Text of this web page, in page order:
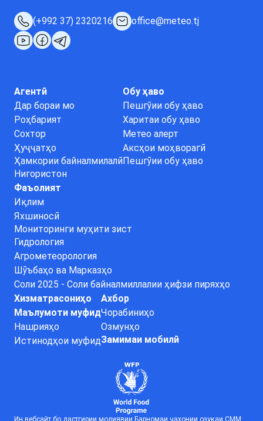
(+992 37) 2320216 office@meteo.tj
Агентӣ
Дар бораи мо
Роҳбарият
Сохтор
Ҳуҷҷатҳо
Ҳамкории байналмилалӣ
Нигористон
Обу ҳаво
Пешгӯии обу ҳаво
Харитаи обу ҳаво
Метео алерт
Аксҳои моҳворагӣ
Пешгӯии обу ҳаво
Фаъолият
Иқлим
Яхшиносӣ
Мониторинги муҳити зист
Гидрология
Агрометеорология
Шӯъбаҳо ва Марказҳо
Соли 2025 - Соли байналмиллалии ҳифзи пиряхҳо
Хизматрасониҳо
Маълумоти муфид
Нашрияҳо
Истинодҳои муфид
Ахбор
Чорабиниҳо
Озмунҳо
Замимаи мобилӣ
Ин вебсайт бо дастгирии молиявии Барномаи ҷаҳонии озуқаи СММ